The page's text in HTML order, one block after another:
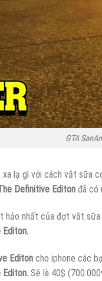
GTA
lạ gì với cách vắt sữa
Definitive Editon đã có
hảo nhất của đợt vắt
Editon.
Editon cho iphone các
Editon. Sẽ là 40$